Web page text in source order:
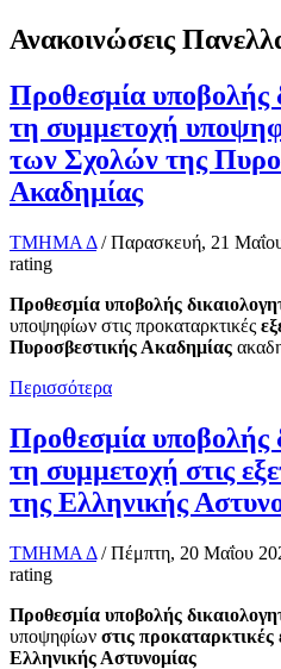
Ανακοινώσεις
Προθεσμία υποβολής
τη συμμετοχή
των Σχολών της
Ακαδημίας
ΤΜΗΜΑ Δ / Παρασκευή, 21
rating
Προθεσμία υποβολής
υποψηφίων στις προκαταρκτικές
Πυροσβεστικής Ακαδημίας
Περισσότερα
Προθεσμία υποβολής
τη συμμετοχή στις
της Ελληνικής
ΤΜΗΜΑ Δ / Πέμπτη, 20 Μαΐου
rating
Προθεσμία υποβολής
υποψηφίων στις
Ελληνικής Αστυνομίας